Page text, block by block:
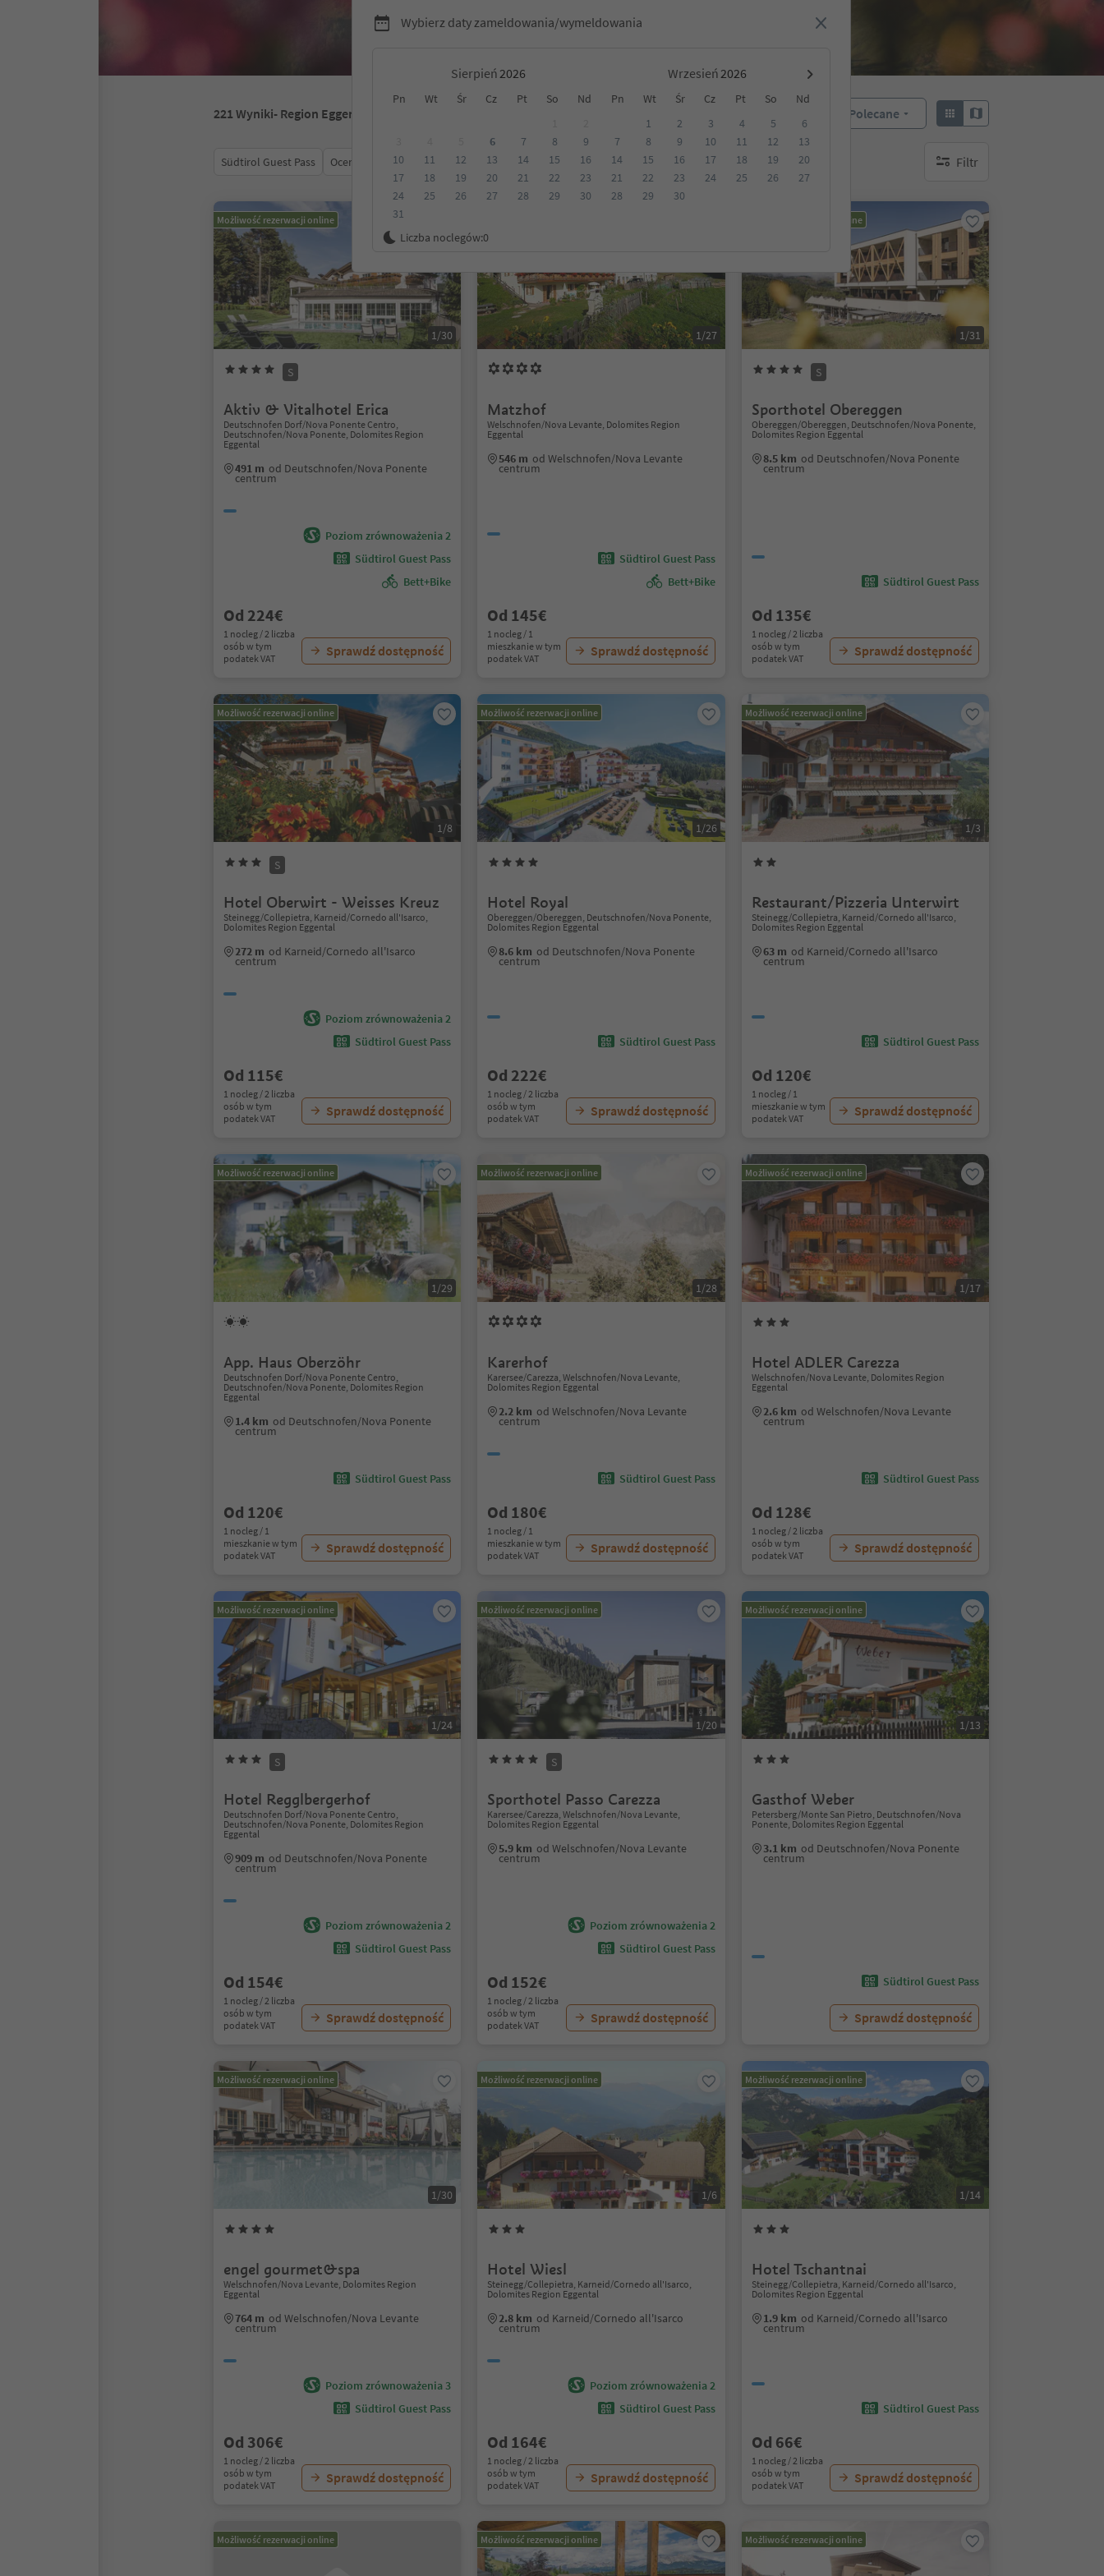
Wybierz daty zameldowania/wymeldowania
Sierpień Wrzesień
Pn Wt Śr Cz Pt So Nd Pn Wt Śr Cz Pt So
Nd
6 7 8
9
10
11 12 13 14 15
16
17
18 19 20 21 22
23
24
25 26 27 28 29
30
31
1 2 3 4 5
6
7
8 9 10 11 12
13
14
15 16 17 18 19
20
21
22 23 24 25 26
27
28
29 30
Liczba noclegów:0
221 Wyniki- Region Eggental w Dolomitach Polecane
Südtirol Guest Pass Ocena Kategoria Opcje wyżywienia Ekologiczne zakwaterowanie Filtr
brak aktywnych filtrów
Możliwość rezerwacji online
1/30
S
Aktiv & Vitalhotel Erica
Deutschnofen Dorf/Nova Ponente Centro,
Deutschnofen/Nova Ponente, Dolomites Region
Eggental
491 m od Deutschnofen/Nova Ponente
centrum
Poziom zrównoważenia 2
Südtirol Guest Pass
Bett+Bike
Od 224€
1 nocleg / 2 liczba
osób w tym
podatek VAT
Sprawdź dostępność
1/27
Matzhof
Welschnofen/Nova Levante, Dolomites Region
Eggental
546 m od Welschnofen/Nova Levante
centrum
Südtirol Guest Pass
Bett+Bike
Od 145€
1 nocleg / 1
mieszkanie w tym
podatek VAT
Sprawdź dostępność
Możliwość rezerwacji online
1/31
S
Sporthotel Obereggen
Obereggen/Obereggen, Deutschnofen/Nova Ponente,
Dolomites Region Eggental
8.5 km od Deutschnofen/Nova Ponente
centrum
Südtirol Guest Pass
Od 135€
1 nocleg / 2 liczba
osób w tym
podatek VAT
Sprawdź dostępność
Możliwość rezerwacji online
1/8
S
Hotel Oberwirt - Weisses Kreuz
Steinegg/Collepietra, Karneid/Cornedo all'Isarco,
Dolomites Region Eggental
272 m od Karneid/Cornedo all'Isarco
centrum
Poziom zrównoważenia 2
Südtirol Guest Pass
Od 115€
1 nocleg / 2 liczba
osób w tym
podatek VAT
Sprawdź dostępność
Możliwość rezerwacji online
1/26
Hotel Royal
Obereggen/Obereggen, Deutschnofen/Nova Ponente,
Dolomites Region Eggental
8.6 km od Deutschnofen/Nova Ponente
centrum
Südtirol Guest Pass
Od 222€
1 nocleg / 2 liczba
osób w tym
podatek VAT
Sprawdź dostępność
Możliwość rezerwacji online
1/3
Restaurant/Pizzeria Unterwirt
Steinegg/Collepietra, Karneid/Cornedo all'Isarco,
Dolomites Region Eggental
63 m od Karneid/Cornedo all'Isarco
centrum
Südtirol Guest Pass
Od 120€
1 nocleg / 1
mieszkanie w tym
podatek VAT
Sprawdź dostępność
Możliwość rezerwacji online
1/29
App. Haus Oberzöhr
Deutschnofen Dorf/Nova Ponente Centro,
Deutschnofen/Nova Ponente, Dolomites Region
Eggental
1.4 km od Deutschnofen/Nova Ponente
centrum
Südtirol Guest Pass
Od 120€
1 nocleg / 1
mieszkanie w tym
podatek VAT
Sprawdź dostępność
Możliwość rezerwacji online
1/28
Karerhof
Karersee/Carezza, Welschnofen/Nova Levante,
Dolomites Region Eggental
2.2 km od Welschnofen/Nova Levante
centrum
Südtirol Guest Pass
Od 180€
1 nocleg / 1
mieszkanie w tym
podatek VAT
Sprawdź dostępność
Możliwość rezerwacji online
1/17
Hotel ADLER Carezza
Welschnofen/Nova Levante, Dolomites Region
Eggental
2.6 km od Welschnofen/Nova Levante
centrum
Südtirol Guest Pass
Od 128€
1 nocleg / 2 liczba
osób w tym
podatek VAT
Sprawdź dostępność
Możliwość rezerwacji online
1/24
S
Hotel Regglbergerhof
Deutschnofen Dorf/Nova Ponente Centro,
Deutschnofen/Nova Ponente, Dolomites Region
Eggental
909 m od Deutschnofen/Nova Ponente
centrum
Poziom zrównoważenia 2
Südtirol Guest Pass
Od 154€
1 nocleg / 2 liczba
osób w tym
podatek VAT
Sprawdź dostępność
Możliwość rezerwacji online
1/20
S
Sporthotel Passo Carezza
Karersee/Carezza, Welschnofen/Nova Levante,
Dolomites Region Eggental
5.9 km od Welschnofen/Nova Levante
centrum
Poziom zrównoważenia 2
Südtirol Guest Pass
Od 152€
1 nocleg / 2 liczba
osób w tym
podatek VAT
Sprawdź dostępność
Możliwość rezerwacji online
1/13
Gasthof Weber
Petersberg/Monte San Pietro, Deutschnofen/Nova
Ponente, Dolomites Region Eggental
3.1 km od Deutschnofen/Nova Ponente
centrum
Südtirol Guest Pass
Sprawdź dostępność
Możliwość rezerwacji online
1/30
engel gourmet&spa
Welschnofen/Nova Levante, Dolomites Region
Eggental
764 m od Welschnofen/Nova Levante
centrum
Poziom zrównoważenia 3
Südtirol Guest Pass
Od 306€
1 nocleg / 2 liczba
osób w tym
podatek VAT
Sprawdź dostępność
Możliwość rezerwacji online
1/6
Hotel Wiesl
Steinegg/Collepietra, Karneid/Cornedo all'Isarco,
Dolomites Region Eggental
2.8 km od Karneid/Cornedo all'Isarco
centrum
Poziom zrównoważenia 2
Südtirol Guest Pass
Od 164€
1 nocleg / 2 liczba
osób w tym
podatek VAT
Sprawdź dostępność
Możliwość rezerwacji online
1/14
Hotel Tschantnai
Steinegg/Collepietra, Karneid/Cornedo all'Isarco,
Dolomites Region Eggental
1.9 km od Karneid/Cornedo all'Isarco
centrum
Südtirol Guest Pass
Od 66€
1 nocleg / 2 liczba
osób w tym
podatek VAT
Sprawdź dostępność
Możliwość rezerwacji online Możliwość rezerwacji online Możliwość rezerwacji online